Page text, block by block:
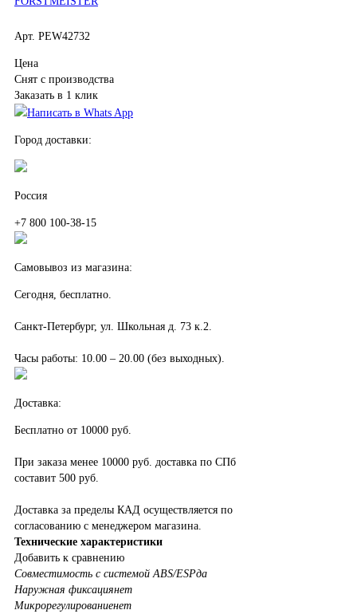
Арт. PEW42732
Цена
Снят с производства
Заказать в 1 клик
Написать в Whats App
Город доставки:
Россия
+7 800 100-38-15
Самовывоз из магазина:
Сегодня, бесплатно.
Санкт-Петербург, ул. Школьная д. 73 к.2.
Часы работы: 10.00 – 20.00 (без выходных).
Доставка:
Бесплатно от 10000 руб.
При заказа менее 10000 руб. доставка по СПб
составит 500 руб.
Доставка за пределы КАД осуществляется по
согласованию с менеджером магазина.
Технические характеристики
Добавить к сравнению
Совместимость с системой ABS/ESPда
Наружная фиксациянет
Микрорегулированиенет